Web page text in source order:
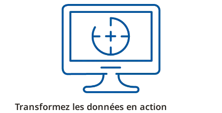
Transformez les données en action